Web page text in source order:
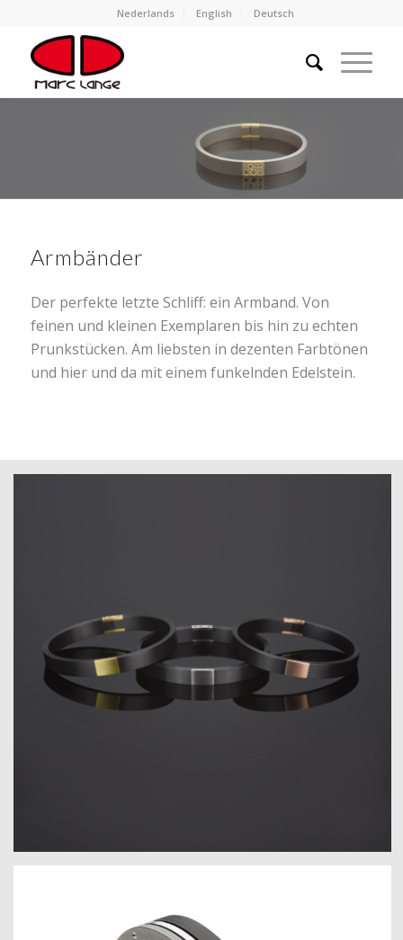
Nederlands English Deutsch
Armbänder
Der perfekte letzte Schliff: ein Armband. Von
feinen und kleinen Exemplaren bis hin zu echten
Prunkstücken. Am liebsten in dezenten Farbtönen
und hier und da mit einem funkelnden Edelstein.